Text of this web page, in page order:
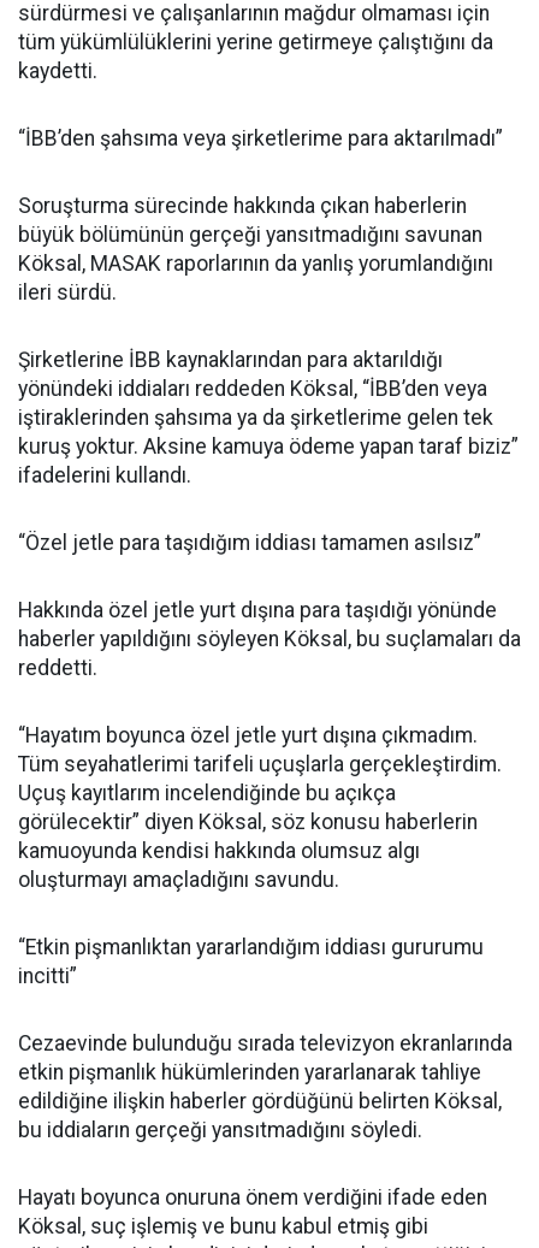
sürdürmesi ve çalışanlarının mağdur olmaması için
tüm yükümlülüklerini yerine getirmeye çalıştığını da
kaydetti.
“İBB’den şahsıma veya şirketlerime para aktarılmadı”
Soruşturma sürecinde hakkında çıkan haberlerin
büyük bölümünün gerçeği yansıtmadığını savunan
Köksal, MASAK raporlarının da yanlış yorumlandığını
ileri sürdü.
Şirketlerine İBB kaynaklarından para aktarıldığı
yönündeki iddiaları reddeden Köksal, “İBB’den veya
iştiraklerinden şahsıma ya da şirketlerime gelen tek
kuruş yoktur. Aksine kamuya ödeme yapan taraf biziz”
ifadelerini kullandı.
“Özel jetle para taşıdığım iddiası tamamen asılsız”
Hakkında özel jetle yurt dışına para taşıdığı yönünde
haberler yapıldığını söyleyen Köksal, bu suçlamaları da
reddetti.
“Hayatım boyunca özel jetle yurt dışına çıkmadım.
Tüm seyahatlerimi tarifeli uçuşlarla gerçekleştirdim.
Uçuş kayıtlarım incelendiğinde bu açıkça
görülecektir” diyen Köksal, söz konusu haberlerin
kamuoyunda kendisi hakkında olumsuz algı
oluşturmayı amaçladığını savundu.
“Etkin pişmanlıktan yararlandığım iddiası gururumu
incitti”
Cezaevinde bulunduğu sırada televizyon ekranlarında
etkin pişmanlık hükümlerinden yararlanarak tahliye
edildiğine ilişkin haberler gördüğünü belirten Köksal,
bu iddiaların gerçeği yansıtmadığını söyledi.
Hayatı boyunca onuruna önem verdiğini ifade eden
Köksal, suç işlemiş ve bunu kabul etmiş gibi